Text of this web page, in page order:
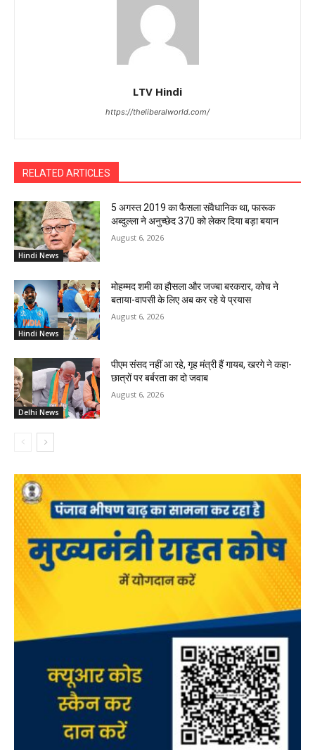
LTV Hindi
https://theliberalworld.com/
RELATED ARTICLES
Hindi News
5 अगस्त 2019 का फैसला संवैधानिक था, फारूक
अब्दुल्ला ने अनुच्छेद 370 को लेकर दिया बड़ा बयान
August 6, 2026
Hindi News
मोहम्मद शमी का हौसला और जज्बा बरकरार, कोच ने
बताया-वापसी के लिए अब कर रहे ये प्रयास
August 6, 2026
Delhi News
पीएम संसद नहीं आ रहे, गृह मंत्री हैं गायब, खरगे ने कहा-
छात्रों पर बर्बरता का दो जवाब
August 6, 2026